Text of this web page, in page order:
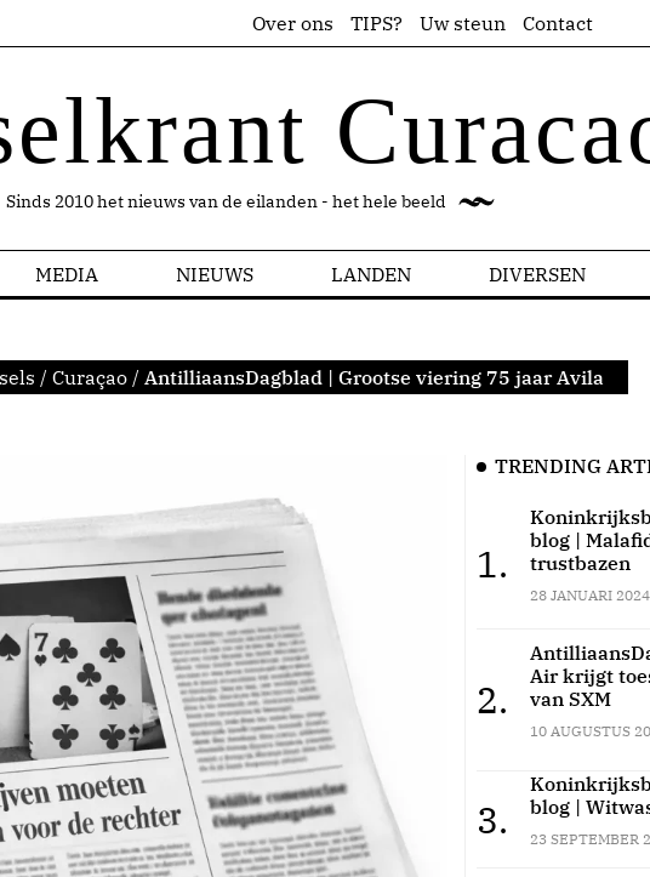
Over ons TIPS? Uw steun Contact
Sinds 2010 het nieuws van de eilanden - het hele beeld
MEDIA NIEUWS LANDEN DIVERSEN
/ Curaçao / AntilliaansDagblad | Grootse viering 75 jaar Avila
TRENDING
1.
blog |
trustbazen
28 JANUARI 2024
2.
Air krijgt
van SXM
10 AUGUSTUS
3.
blog |
23 SEPTEMBER